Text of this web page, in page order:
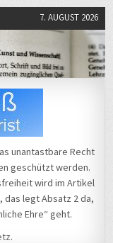
7. AUGUST 2026
unantastbare Recht
geschützt werden.
wird im Artikel
das legt Absatz 2 da,
Ehre“ geht.
.